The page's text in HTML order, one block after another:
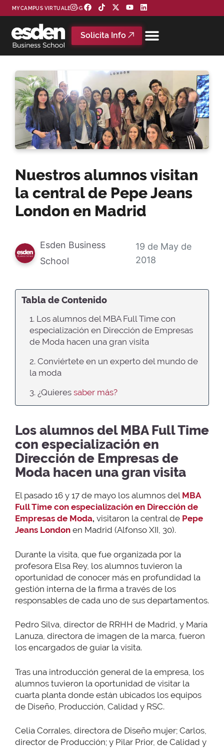
MYCAMPUS VIRTUAL BLOG
Solicita Info
Nuestros alumnos visitan
la central de Pepe Jeans
London en Madrid
Esden Business
School
19 de May de
2018
Tabla de Contenido
1. Los alumnos del MBA Full Time con
especialización en Dirección de Empresas
de Moda hacen una gran visita
2. Conviértete en un experto del mundo de
la moda
3. ¿Quieres saber más?
Los alumnos del MBA Full Time
con especialización en
Dirección de Empresas de
Moda hacen una gran visita
El pasado 16 y 17 de mayo los alumnos del MBA
Full Time con especialización en Dirección de
Empresas de Moda, visitaron la central de Pepe
Jeans London en Madrid (Alfonso XII, 30).
Durante la visita, que fue organizada por la
profesora Elsa Rey, los alumnos tuvieron la
oportunidad de conocer más en profundidad la
gestión interna de la firma a través de los
responsables de cada uno de sus departamentos.
Pedro Silva, director de RRHH de Madrid, y María
Lanuza, directora de imagen de la marca, fueron
los encargados de guiar la visita.
Tras una introducción general de la empresa, los
alumnos tuvieron la oportunidad de visitar la
cuarta planta donde están ubicados los equipos
de Diseño, Producción, Calidad y RSC.
Celia Corrales, directora de Diseño mujer; Carlos,
director de Producción; y Pilar Prior, de Calidad y